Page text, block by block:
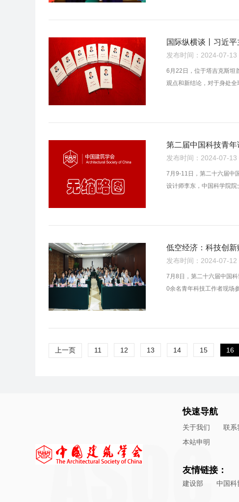
国际纵横谈丨习近
发布时间：2024-07-13
6月22日，位于塔吉克斯坦
观点和新结论，对于身处
第二届中国科技青
发布时间：2024-07-
7月9-11日，第二十六届中
设计师李东，中国科学院
低空经济：科技创
发布时间：2024-07-12
7月8日，第二十六届中国
0余名青年科技工作者现场
上一页 11 12 13 14 15 16
快速导航
关于我们 联系
本站申明
友情链接：
建设部 中国科